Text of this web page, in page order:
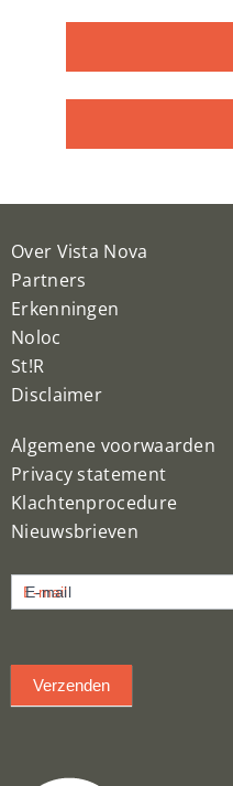
Over Vista Nova
Partners
Erkenningen
Noloc
St!R
Disclaimer
Algemene voorwaarden
Privacy statement
Klachtenprocedure
Nieuwsbrieven
inschrijven
E-mail
Verzenden